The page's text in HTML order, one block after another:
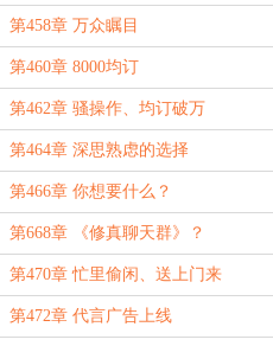
第458章 万众瞩目
第460章 8000均订
第462章 骚操作、均订破万
第464章 深思熟虑的选择
第466章 你想要什么？
第668章 《修真聊天群》？
第470章 忙里偷闲、送上门来
第472章 代言广告上线